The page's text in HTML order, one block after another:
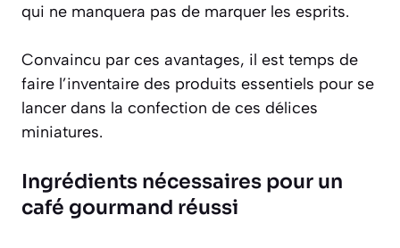
qui ne manquera pas de marquer les esprits.
Convaincu par ces avantages, il est temps de
faire l’inventaire des produits essentiels pour se
lancer dans la confection de ces délices
miniatures.
Ingrédients nécessaires pour un
café gourmand réussi